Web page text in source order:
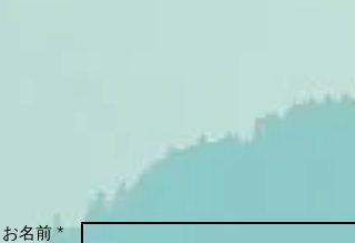
お名前 *